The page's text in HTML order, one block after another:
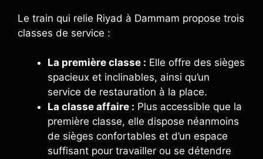
Le train qui relie Riyad à Dammam propose trois
classes de service :
La première classe : Elle offre des sièges
spacieux et inclinables, ainsi qu’un
service de restauration à la place.
La classe affaire : Plus accessible que la
première classe, elle dispose néanmoins
de sièges confortables et d’un espace
suffisant pour travailler ou se détendre